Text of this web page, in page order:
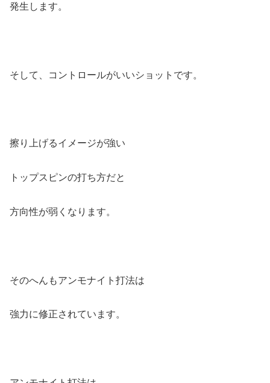
発生します。
そして、コントロールがいいショットです。
擦り上げるイメージが強い
トップスピンの打ち方だと
方向性が弱くなります。
そのへんもアンモナイト打法は
強力に修正されています。